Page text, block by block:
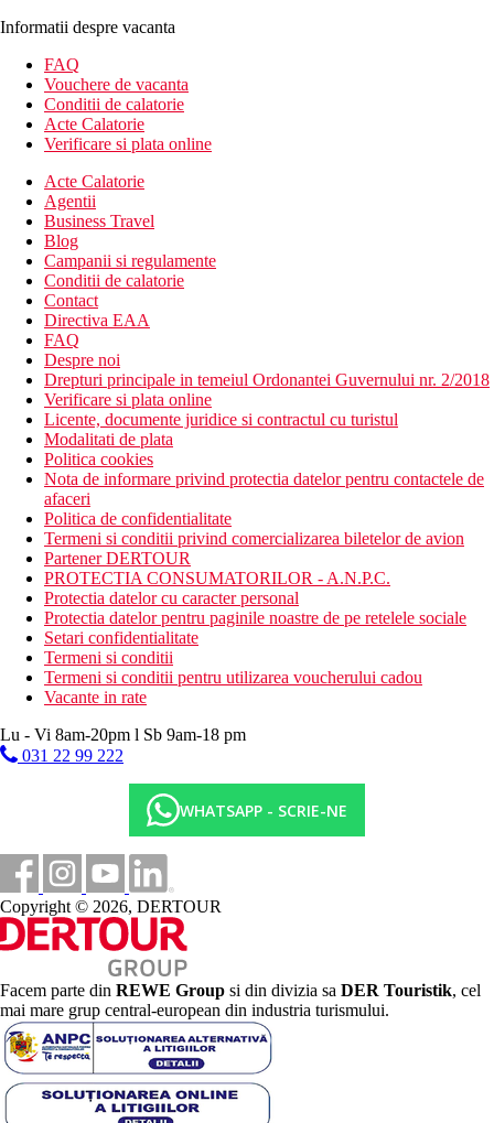
Informatii despre vacanta
FAQ
Vouchere de vacanta
Conditii de calatorie
Acte Calatorie
Verificare si plata online
Acte Calatorie
Agentii
Business Travel
Blog
Campanii si regulamente
Conditii de calatorie
Contact
Directiva EAA
FAQ
Despre noi
Drepturi principale in temeiul Ordonantei Guvernului nr. 2/2018
Verificare si plata online
Licente, documente juridice si contractul cu turistul
Modalitati de plata
Politica cookies
Nota de informare privind protectia datelor pentru contactele de
afaceri
Politica de confidentialitate
Termeni si conditii privind comercializarea biletelor de avion
Partener DERTOUR
PROTECTIA CONSUMATORILOR - A.N.P.C.
Protectia datelor cu caracter personal
Protectia datelor pentru paginile noastre de pe retelele sociale
Setari confidentialitate
Termeni si conditii
Termeni si conditii pentru utilizarea voucherului cadou
Vacante in rate
Lu - Vi 8am-20pm l Sb 9am-18 pm
031 22 99 222
WHATSAPP - SCRIE-NE
Copyright © 2026, DERTOUR
Facem parte din REWE Group si din divizia sa DER Touristik, cel
mai mare grup central-european din industria turismului.